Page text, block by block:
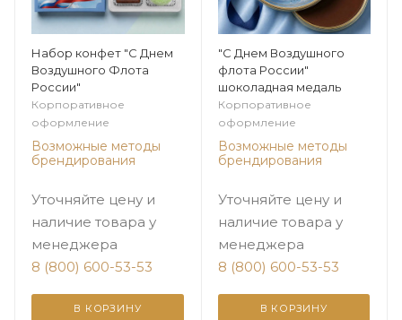
Набор конфет "С Днем
Воздушного Флота
России"
Корпоративное
оформление
Возможные методы
брендирования
Уточняйте цену и
наличие товара у
менеджера
8 (800) 600-53-53
В КОРЗИНУ
"С Днем Воздушного
флота России"
шоколадная медаль
Корпоративное
оформление
Возможные методы
брендирования
Уточняйте цену и
наличие товара у
менеджера
8 (800) 600-53-53
В КОРЗИНУ